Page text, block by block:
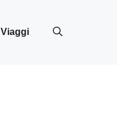
Viaggi